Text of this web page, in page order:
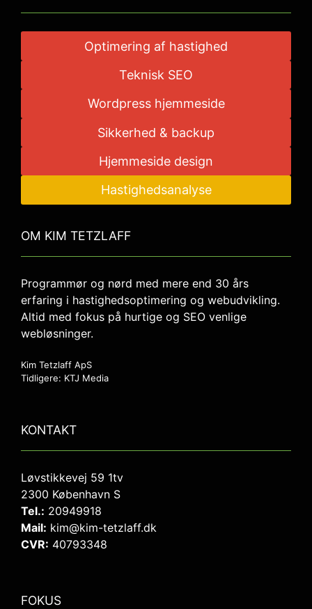
Optimering af hastighed
Teknisk SEO
Wordpress hjemmeside
Sikkerhed & backup
Hjemmeside design
Hastighedsanalyse
OM KIM TETZLAFF
Programmør og nørd med mere end 30 års
erfaring i hastighedsoptimering og webudvikling.
Altid med fokus på hurtige og SEO venlige
webløsninger.
Kim Tetzlaff ApS
Tidligere: KTJ Media
KONTAKT
Løvstikkevej 59 1tv
2300 København S
Tel.: 20949918
Mail: kim@kim-tetzlaff.dk
CVR: 40793348
FOKUS